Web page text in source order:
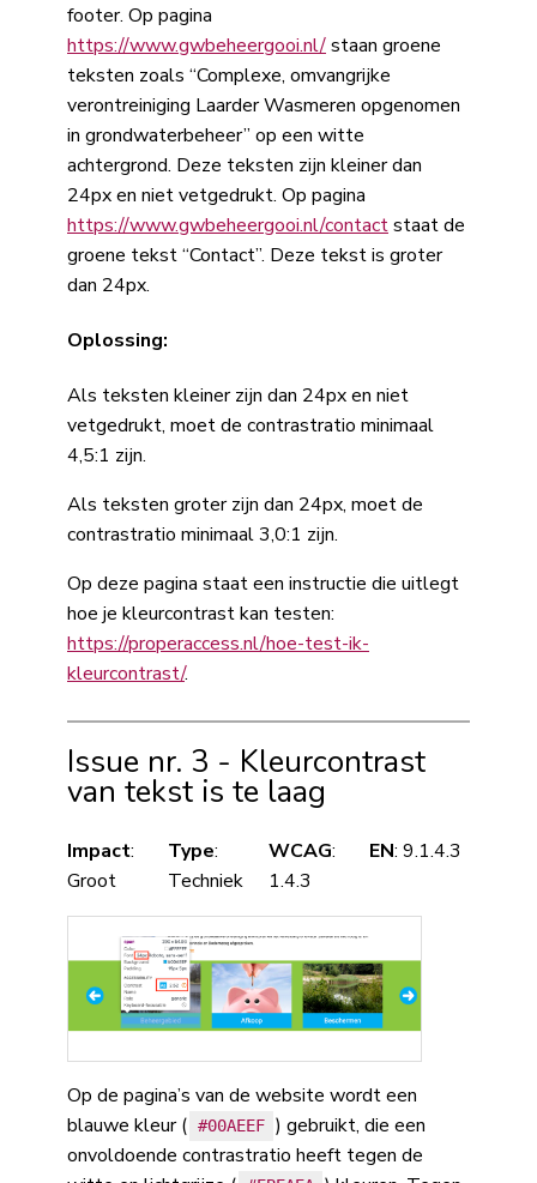
footer. Op pagina
https://www.gwbeheergooi.nl/staan groene
teksten zoals “Complexe, omvangrijke
verontreiniging Laarder Wasmeren opgenomen
in grondwaterbeheer” op een witte
achtergrond. Deze teksten zijn kleiner dan
24px en niet vetgedrukt. Op pagina
https://www.gwbeheergooi.nl/contactstaat de
groene tekst “Contact”. Deze tekst is groter
dan 24px.
Oplossing:
Als teksten kleiner zijn dan 24px en niet
vetgedrukt, moet de contrastratio minimaal
4,5:1 zijn.
Als teksten groter zijn dan 24px, moet de
contrastratio minimaal 3,0:1 zijn.
Op deze pagina staat een instructie die uitlegt
hoe je kleurcontrast kan testen:
https://properaccess.nl/hoe-test-ik-
kleurcontrast/.
Issue nr. 3 - Kleurcontrast
van tekst is te laag
Impact:
Groot
Type:
Techniek
WCAG:
1.4.3
EN: 9.1.4.3
Op de pagina’s van de website wordt een
blauwe kleur ( #00AEEF ) gebruikt, die een
onvoldoende contrastratio heeft tegen de